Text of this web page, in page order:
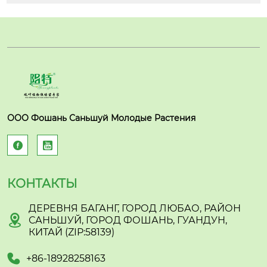
ООО Фошань Саньшуй Молодые Растения
 
КОНТАКТЫ

ДЕРЕВНЯ БАГАНГ, ГОРОД ЛЮБАО, РАЙОН
САНЬШУЙ, ГОРОД ФОШАНЬ, ГУАНДУН,
КИТАЙ (ZIP:58139)
 +86-18928258163